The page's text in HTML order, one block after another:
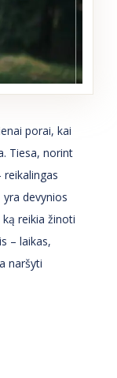
porai, kai
Tiesa, norint
devynios
reikia žinoti
– laikas,
naršyti